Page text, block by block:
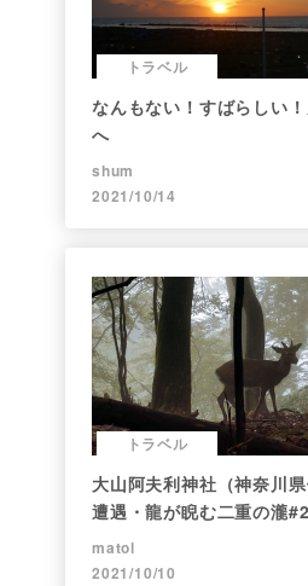
トラベル
なんもない！すばらしい
へ
shum
2021/10/14
トラベル
大山阿夫利神社（神奈川
遭遇・龍が睨む二重の瀧
matol
2021/10/10